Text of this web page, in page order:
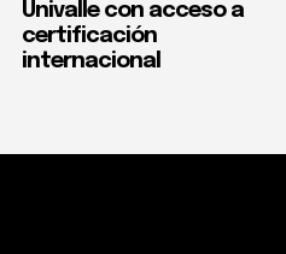
Univalle con acceso a
certificación
internacional